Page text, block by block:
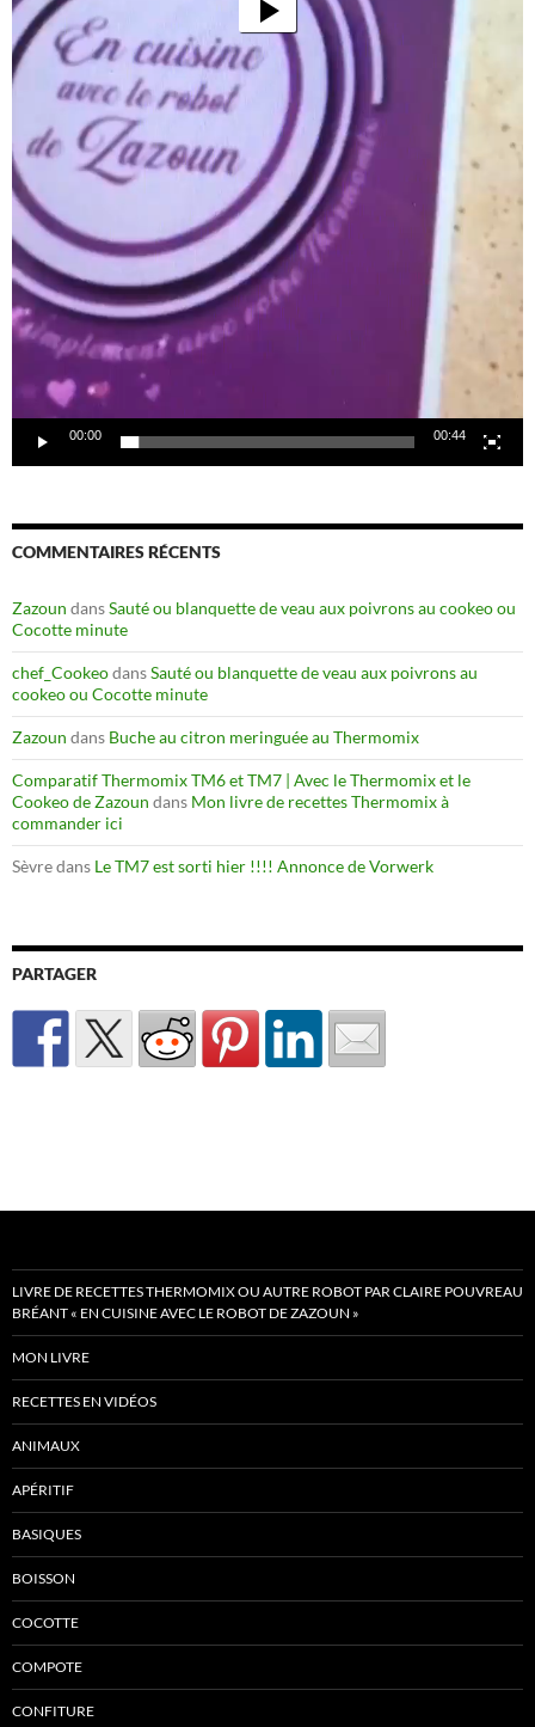
00:00 00:44
COMMENTAIRES RÉCENTS
Zazoun dansSauté ou blanquette de veau aux poivrons au cookeo ou
Cocotte minute
chef_CookeodansSauté ou blanquette de veau aux poivrons au
cookeo ou Cocotte minute
Zazoun dans Buche au citron meringuée au Thermomix
Comparatif Thermomix TM6 et TM7 | Avec le Thermomix et le
Cookeo de Zazoun dans Mon livre de recettes Thermomix à
commander ici
Sèvredans Le TM7 est sorti hier !!!! Annonce de Vorwerk
PARTAGER
LIVRE DE RECETTES THERMOMIX OU AUTRE ROBOT PAR CLAIRE POUVREAU
BRÉANT « EN CUISINE AVEC LE ROBOT DE ZAZOUN »
MON LIVRE
RECETTES EN VIDÉOS
ANIMAUX
APÉRITIF
BASIQUES
BOISSON
COCOTTE
COMPOTE
CONFITURE